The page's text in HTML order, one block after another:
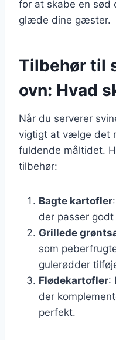
for at skabe en sød
glæde dine gæster.
Tilbehør til
ovn: Hvad
Når du serverer
vigtigt at vælge det
fuldende måltidet.
tilbehør:
Bagte kartofler
der passer
Grillede
som
gulerødder
Flødekartofler:
der
perfekt.